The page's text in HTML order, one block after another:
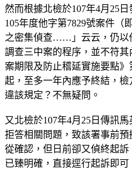
然而根據北檢於107年4月25
105年度他字第7829號案件（
之密集偵查……」云云，仍以
調查三中案的程序，並不符
案期限及防止稽延實施要點》
起，至多一年內應予終結，
違該規定？不無疑問。
又北檢於107年4月25日傳訊
拒答相關問題，致該署事前
從確認，但日前卻又偵終起
已臻明確，直接逕行起訴即